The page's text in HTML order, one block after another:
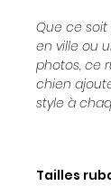
Que ce
en ville ou
photos, ce
chien
style à
Tailles